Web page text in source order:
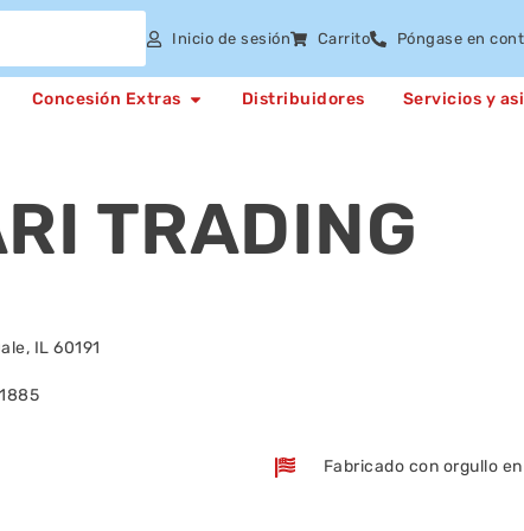
Inicio de sesión Carrito Póngase en
Concesión Extras Distribuidores Servicios y
TRADING
IL 60191
Fabricado con orgullo en